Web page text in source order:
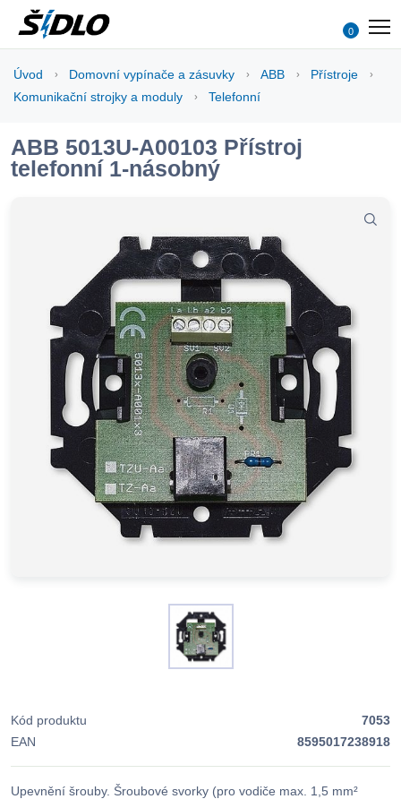
0
Úvod Domovní vypínače a zásuvky ABB
Přístroje
Komunikační strojky a moduly
Telefonní
ABB 5013U-A00103 Přístroj
telefonní 1-násobný
Kód produktu
7053
EAN
8595017238918
Upevnění šrouby. Šroubové svorky (pro vodiče max. 1,5 mm²